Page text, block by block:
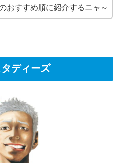
おすすめ順に紹介するニャ～
タディーズ